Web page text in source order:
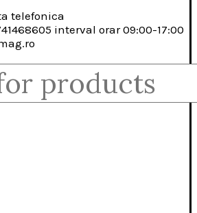
telefonica
interval orar 09:00-17:00